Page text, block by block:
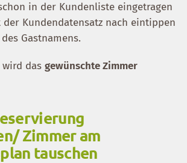
in der Kundenliste eingetragen
Kundendatensatz nach eintippen
Gastnamens.
wird das gewünschte Zimmer
Zimmer am
tauschen